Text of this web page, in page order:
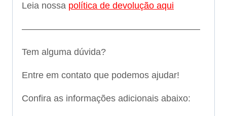
Leia nossa política de devolução aqui
———————————————————–
Tem alguma dúvida?
Entre em contato que podemos ajudar!
Confira as informações adicionais abaixo: